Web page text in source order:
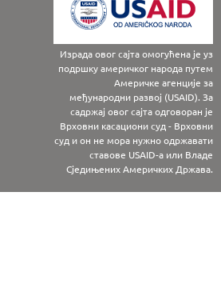
Израда овог сајта омогућена је уз
подршку америчког народа путем
Америчке агенције за
међународни развој (USAID). За
садржај овог сајта одговоран је
Врховни касациони суд - Врховни
суд и он не мора нужно одржавати
ставове USAID-а или Владе
Сједињених Америчких Држава.